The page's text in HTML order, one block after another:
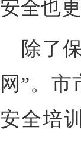
安全也
除了
网”。
安全培